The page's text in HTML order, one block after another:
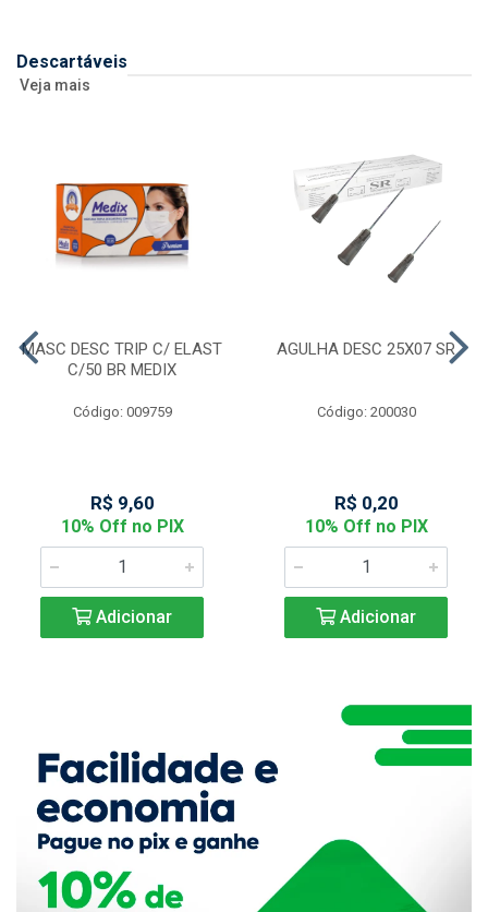
Descartáveis
Veja mais
MASC DESC TRIP C/ ELAST
C/50 BR MEDIX
Código: 009759
R$ 9,60
10% Off no PIX
Adicionar
AGULHA DESC 25X07 SR
Código: 200030
R$ 0,20
10% Off no PIX
Adicionar